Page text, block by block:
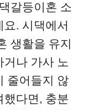
갈등이혼 소
. 시댁에서
생활을 유지
나 가사 노
줄어들지 않
했다면, 충분